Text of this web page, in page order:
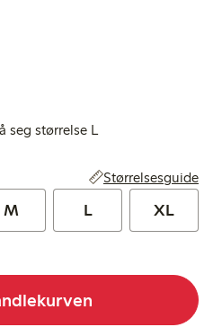
seg størrelse L
Størrelsesguide
M L XL